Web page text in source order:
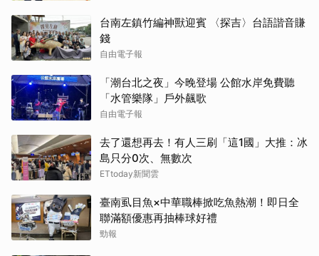
台南左鎮竹編神獸迎賓 〈探吉〉台語諧音賺
錢
自由電子報
「潮台北之夜」今晚登場 公館水岸免費聽
「水管樂隊」戶外飆歌
自由電子報
去了還想再去！有人三刷「這1國」大推：冰
島只分0次、無數次
ETtoday新聞雲
臺南虱目魚×中華職棒掀吃魚熱潮！即日全
聯滿額優惠再抽棒球好禮
勁報